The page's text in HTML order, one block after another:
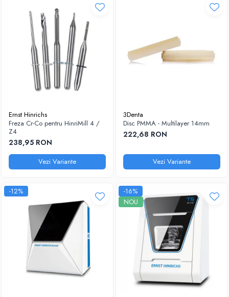
Ernst Hinrichs
Freza Cr-Co pentru HinriMill 4 /
Z4
238,95 RON
Vezi Variante
3Denta
Disc PMMA - Multilayer 14mm
222,68 RON
Vezi Variante
-12%
-16%
NOU